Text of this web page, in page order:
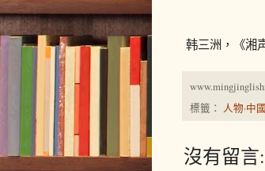
韩三洲，《湘
標籤： 人物·中國
沒有留言: